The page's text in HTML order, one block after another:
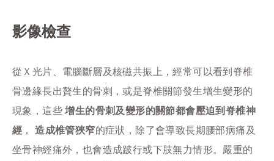
影像檢查
從Ｘ光片、電腦斷層及核磁共振上，經常可以看到脊椎
骨邊緣長出贅生的骨刺，或是脊椎關節發生增生變形的
現象，這些增生的骨刺及變形的關節都會壓迫到脊椎神
經 ， 造成椎管狹窄的症狀，除了會導致長期腰部病痛及
坐骨神經痛外，也會造成跛行或下肢無力情形。嚴重的